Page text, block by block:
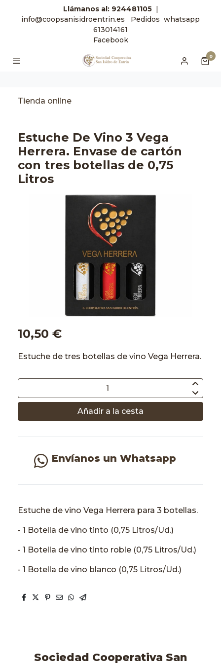
Llámanos al: 924481105 |
info@coopsanisidroentrin.es
Pedidos whatsapp
613014161
Facebook
0
Tienda online
Estuche De Vino 3 Vega
Herrera. Envase de cartón
con tres botellas de 0,75
Litros
10,50 €
Estuche de tres botellas de vino Vega Herrera.
Añadir a la cesta
Envíanos un Whatsapp
Estuche de vino Vega Herrera para 3 botellas.
- 1 Botella de vino tinto (0,75 Litros/Ud.)
- 1 Botella de vino tinto roble (0,75 Litros/Ud.)
- 1 Botella de vino blanco (0,75 Litros/Ud.)
Sociedad Cooperativa San